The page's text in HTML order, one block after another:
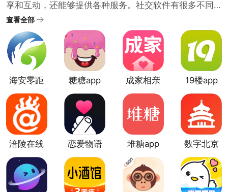
享和互动，还能够提供各种服务。社交软件有很多不同
的类型，兴趣爱好类社交软件，婚恋交友类社交软件，
工具类社交软件等。靠谱的社交软件大全中涵盖了各种
不同的领域和用户群体。推荐的都是比较真实靠谱的社
交类app。用户可以根据自己的兴趣和需求选择不同的社
交平台。
查看全部
海安零距
离
糖糖app
成家相亲
app
19楼app
涪陵在线
恋爱物语
app
堆糖app
数字北京
最新版